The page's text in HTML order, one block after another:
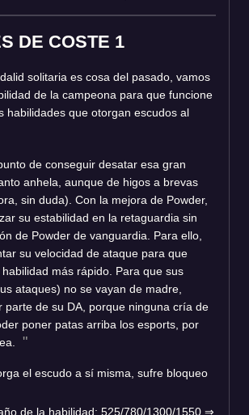
DE COSTE 1
solitaria es cosa del pasado, vamos
de la campeona para que funcione
habilidades que otorgan escudos al
de conseguir desatar esa gran
anhela, aunque de higos a brevas
sin duda). Con la mejora de Powder,
su estabilidad en la retaguardia sin
de Powder de vanguardia. Para ello,
su velocidad de ataque para que
más rápido. Para que sus
ataques) no se vayan de madre,
parte de su DA, porque ninguna cría de
poner patas arriba los esports, por
el escudo a sí misma, sufre bloqueo
de la habilidad: 525/780/1300/1550 ⇒